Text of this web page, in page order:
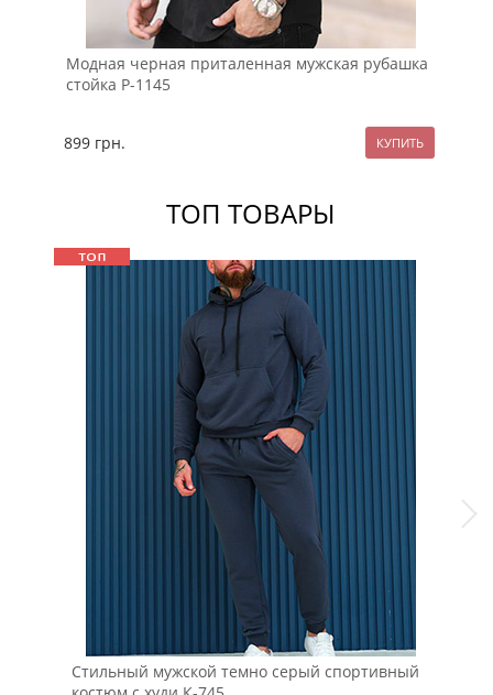
Модная черная приталенная мужская рубашка
стойка Р-1145
899 грн.
ТОП ТОВАРЫ
Стильный мужской темно серый спортивный